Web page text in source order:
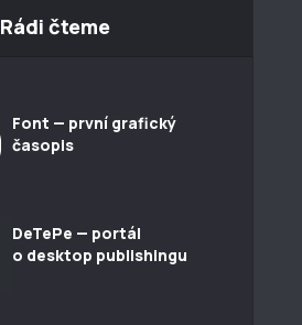
Rádi čteme
Font — první grafický
časopis
DeTePe — portál
o desktop publishingu